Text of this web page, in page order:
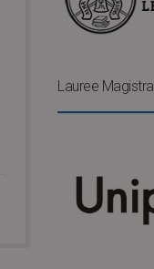
Lauree